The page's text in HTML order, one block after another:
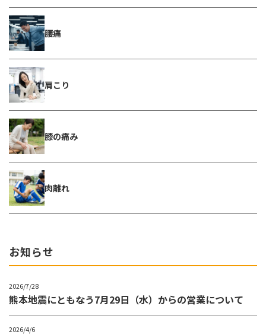
腰痛
肩こり
膝の痛み
肉離れ
お知らせ
2026/7/28
熊本地震にともなう7月29日（水）からの営業について
2026/4/6